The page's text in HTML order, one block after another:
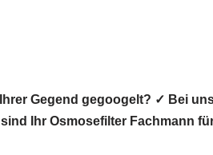
Gegend gegoogelt? ✓ Bei
Ihr Osmosefilter Fachmann